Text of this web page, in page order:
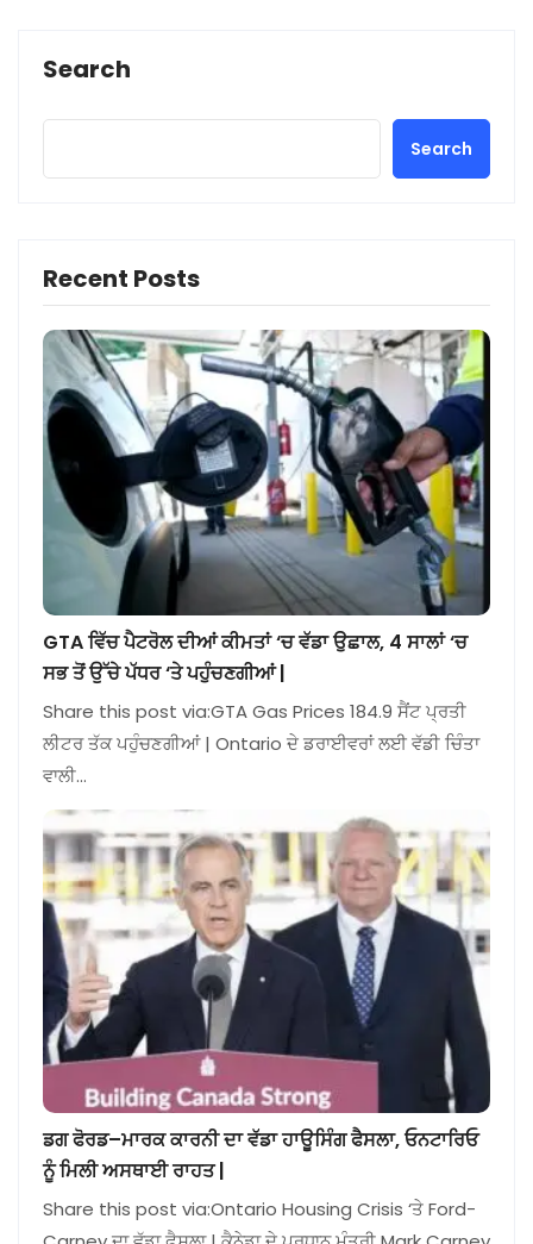
Search
Search
Recent Posts
GTA ਵਿੱਚ ਪੈਟਰੋਲ ਦੀਆਂ ਕੀਮਤਾਂ ‘ਚ ਵੱਡਾ ਉਛਾਲ, 4 ਸਾਲਾਂ ‘ਚ
ਸਭ ਤੋਂ ਉੱਚੇ ਪੱਧਰ ‘ਤੇ ਪਹੁੰਚਣਗੀਆਂ |
Share this post via:GTA Gas Prices 184.9 ਸੈਂਟ ਪ੍ਰਤੀ
ਲੀਟਰ ਤੱਕ ਪਹੁੰਚਣਗੀਆਂ | Ontario ਦੇ ਡਰਾਈਵਰਾਂ ਲਈ ਵੱਡੀ ਚਿੰਤਾ
ਵਾਲੀ…
ਡਗ ਫੋਰਡ–ਮਾਰਕ ਕਾਰਨੀ ਦਾ ਵੱਡਾ ਹਾਊਸਿੰਗ ਫੈਸਲਾ, ਓਨਟਾਰਿਓ
ਨੂੰ ਮਿਲੀ ਅਸਥਾਈ ਰਾਹਤ |
Share this post via:Ontario Housing Crisis ‘ਤੇ Ford-